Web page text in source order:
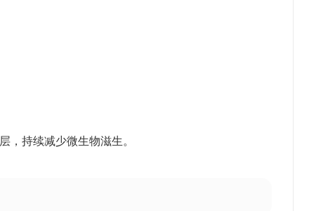
，持续减少微生物滋生。